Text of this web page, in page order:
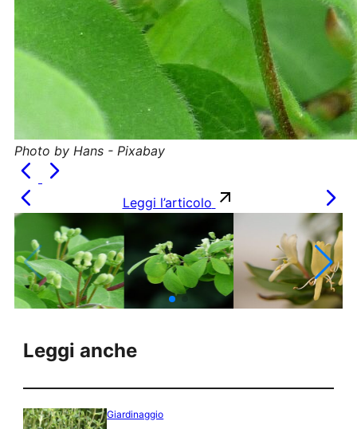
Photo by Hans - Pixabay
Leggi l’articolo
Leggi anche
Giardinaggio